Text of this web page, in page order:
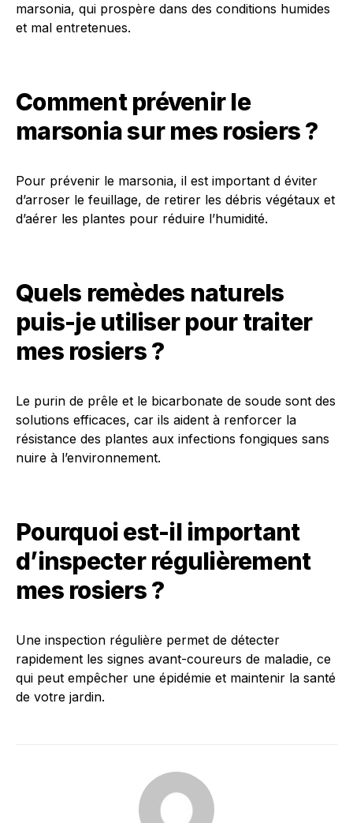
marsonia, qui prospère dans des conditions humides
et mal entretenues.
Comment prévenir le
marsonia sur mes rosiers ?
Pour prévenir le marsonia, il est important d éviter
d’arroser le feuillage, de retirer les débris végétaux et
d’aérer les plantes pour réduire l’humidité.
Quels remèdes naturels
puis-je utiliser pour traiter
mes rosiers ?
Le purin de prêle et le bicarbonate de soude sont des
solutions efficaces, car ils aident à renforcer la
résistance des plantes aux infections fongiques sans
nuire à l’environnement.
Pourquoi est-il important
d’inspecter régulièrement
mes rosiers ?
Une inspection régulière permet de détecter
rapidement les signes avant-coureurs de maladie, ce
qui peut empêcher une épidémie et maintenir la santé
de votre jardin.